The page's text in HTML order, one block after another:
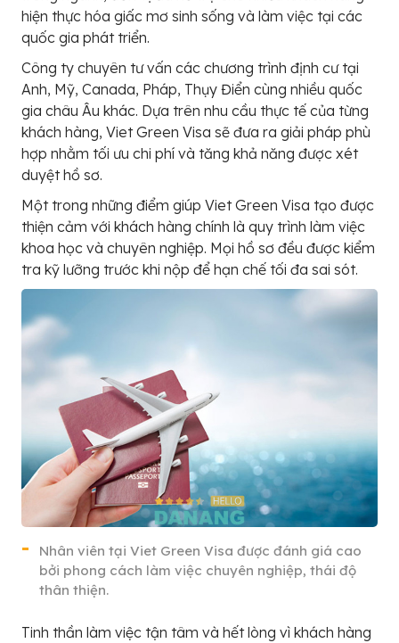
hiện thực hóa giấc mơ sinh sống và làm việc tại các
quốc gia phát triển.
Công ty chuyên tư vấn các chương trình định cư tại
Anh, Mỹ, Canada, Pháp, Thụy Điển cùng nhiều quốc
gia châu Âu khác. Dựa trên nhu cầu thực tế của từng
khách hàng, Viet Green Visa sẽ đưa ra giải pháp phù
hợp nhằm tối ưu chi phí và tăng khả năng được xét
duyệt hồ sơ.
Một trong những điểm giúp Viet Green Visa tạo được
thiện cảm với khách hàng chính là quy trình làm việc
khoa học và chuyên nghiệp. Mọi hồ sơ đều được kiểm
tra kỹ lưỡng trước khi nộp để hạn chế tối đa sai sót.
Nhân viên tại Viet Green Visa được đánh giá cao
bởi phong cách làm việc chuyên nghiệp, thái độ
thân thiện.
Tinh thần làm việc tận tâm và hết lòng vì khách hàng